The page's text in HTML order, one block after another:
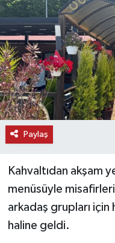
Paylaş
Kahvaltıdan akşam
menüsüyle
arkadaş grupları için
haline geldi.
ÖZEL HABER
SAĞLIK
SPOR
TEKNOLOJİ